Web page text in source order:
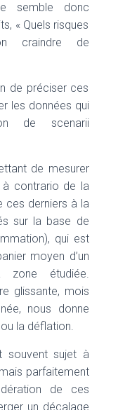
semble donc
« Quels risques
craindre de
de préciser ces
les données qui
de scenarii
de mesurer
à contrario de la
ces derniers à la
sur la base de
qui est
moyen d’un
zone étudiée.
glissante, mois
nous donne
la déflation.
souvent sujet à
parfaitement
de ces
un décalage